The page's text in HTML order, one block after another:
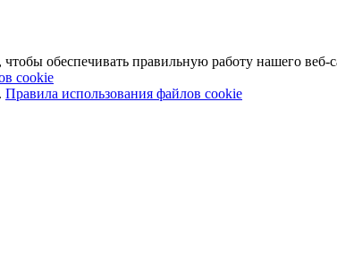
обеспечивать правильную работу нашего веб-
cookie
Правила использования файлов cookie